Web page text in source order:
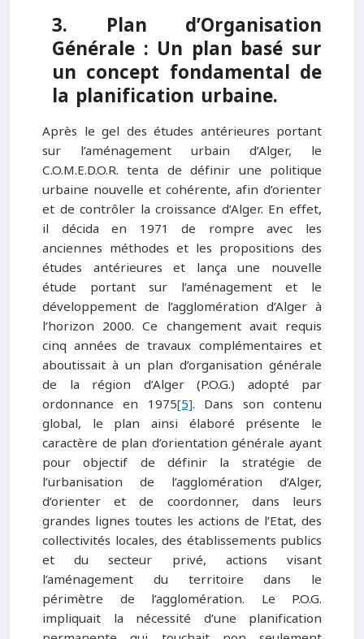
3. Plan d’Organisation
Générale : Un plan basé sur
un concept fondamental de
la planification urbaine.
Après le gel des études antérieures portant
sur l’aménagement urbain d’Alger, le
C.O.M.E.D.O.R. tenta de définir une politique
urbaine nouvelle et cohérente, afin d’orienter
et de contrôler la croissance d’Alger. En effet,
il décida en 1971 de rompre avec les
anciennes méthodes et les propositions des
études antérieures et lança une nouvelle
étude portant sur l’aménagement et le
développement de l’agglomération d’Alger à
l’horizon 2000. Ce changement avait requis
cinq années de travaux complémentaires et
aboutissait à un plan d’organisation générale
de la région d’Alger (P.O.G.) adopté par
ordonnance en 1975[5]. Dans son contenu
global, le plan ainsi élaboré présente le
caractère de plan d’orientation générale ayant
pour objectif de définir la stratégie de
l’urbanisation de l’agglomération d’Alger,
d’orienter et de coordonner, dans leurs
grandes lignes toutes les actions de l’Etat, des
collectivités locales, des établissements publics
et du secteur privé, actions visant
l’aménagement du territoire dans le
périmètre de l’agglomération. Le P.O.G.
impliquait la nécessité d’une planification